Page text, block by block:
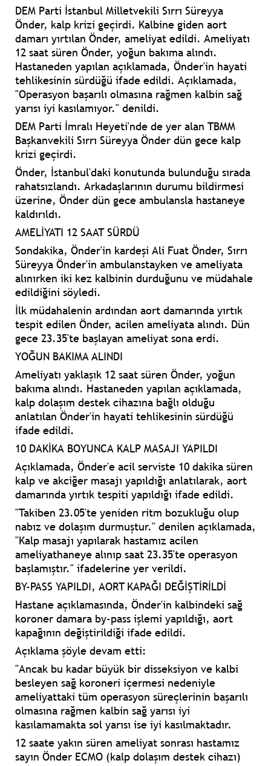
DEM Parti İstanbul Milletvekili Sırrı Süreyya
Önder, kalp krizi geçirdi. Kalbine giden aort
damarı yırtılan Önder, ameliyat edildi. Ameliyatı
12 saat süren Önder, yoğun bakıma alındı.
Hastaneden yapılan açıklamada, Önder'in hayati
tehlikesinin sürdüğü ifade edildi. Açıklamada,
"Operasyon başarılı olmasına rağmen kalbin sağ
yarısı iyi kasılamıyor." denildi.
DEM Parti İmralı Heyeti'nde de yer alan TBMM
Başkanvekili Sırrı Süreyya Önder dün gece kalp
krizi geçirdi.
Önder, İstanbul'daki konutunda bulunduğu sırada
rahatsızlandı. Arkadaşlarının durumu bildirmesi
üzerine, Önder dün gece ambulansla hastaneye
kaldırıldı.
AMELİYATI 12 SAAT SÜRDÜ
Sondakika, Önder'in kardeşi Ali Fuat Önder, Sırrı
Süreyya Önder'in ambulanstayken ve ameliyata
alınırken iki kez kalbinin durduğunu ve müdahale
edildiğini söyledi.
İlk müdahalenin ardından aort damarında yırtık
tespit edilen Önder, acilen ameliyata alındı. Dün
gece 23.35'te başlayan ameliyat sona erdi.
YOĞUN BAKIMA ALINDI
Ameliyatı yaklaşık 12 saat süren Önder, yoğun
bakıma alındı. Hastaneden yapılan açıklamada,
kalp dolaşım destek cihazına bağlı olduğu
anlatılan Önder'in hayati tehlikesinin sürdüğü
ifade edildi.
10 DAKİKA BOYUNCA KALP MASAJI YAPILDI
Açıklamada, Önder'e acil serviste 10 dakika süren
kalp ve akciğer masajı yapıldığı anlatılarak, aort
damarında yırtık tespiti yapıldığı ifade edildi.
"Takiben 23.05'te yeniden ritm bozukluğu olup
nabız ve dolaşım durmuştur." denilen açıklamada,
"Kalp masajı yapılarak hastamız acilen
ameliyathaneye alınıp saat 23.35'te operasyon
başlamıştır." ifadelerine yer verildi.
BY-PASS YAPILDI, AORT KAPAĞI DEĞİŞTİRİLDİ
Hastane açıklamasında, Önder'in kalbindeki sağ
koroner damara by-pass işlemi yapıldığı, aort
kapağının değiştirildiği ifade edildi.
Açıklama şöyle devam etti:
"Ancak bu kadar büyük bir disseksiyon ve kalbi
besleyen sağ koroneri içermesi nedeniyle
ameliyattaki tüm operasyon süreçlerinin başarılı
olmasına rağmen kalbin sağ yarısı iyi
kasılamamakta sol yarısı ise iyi kasılmaktadır.
12 saate yakın süren ameliyat sonrası hastamız
sayın Önder ECMO (kalp dolaşım destek cihazı)